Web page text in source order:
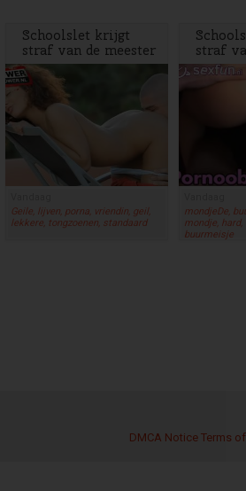
Schoolslet krijgt
straf van de meester
Geile, lijven, porna, vriendin, geil,
lekkere, tongzoenen, standaard
straf
mondjeDe,
mondje,
buurmeisje
DMCA Notice Terms